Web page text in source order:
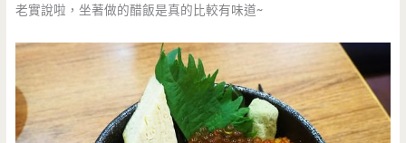
老實說啦，坐著做的醋飯是真的比較有味道~